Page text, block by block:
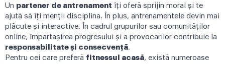
Un partener de antrenament îți oferă sprijin moral și te
ajută să îți menții disciplina. În plus, antrenamentele devin mai
plăcute și interactive. În cadrul grupurilor sau comunităților
online, împărtășirea progresului și a provocărilor contribuie la
responsabilitate și consecvență.
Pentru cei care preferă fitnessul acasă, există numeroase